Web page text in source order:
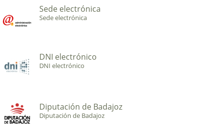
Sede electrónica
Sede electrónica
DNI electrónico
DNI electrónico
Diputación de Badajoz
Diputación de Badajoz